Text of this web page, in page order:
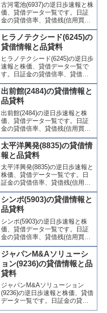
古河電池(6937)の逆日歩速報と株
価、貸借データ一覧です。日証
金の貸借倍率、貸借残(信用買
残、信用売残)、品貸料(逆日
歩)、東証の週末残高、規制(注意
喚起・申込停止)など、空売り関
連情報を集計し、図解でわかり
やすくまとめて掲載していま
す。
ヒラノテクシード(6245)の
貸借情報と品貸料
ヒラノテクシード(6245)の逆日歩
速報と株価、貸借データ一覧で
す。日証金の貸借倍率、貸借残
(信用買残、信用売残)、品貸料
(逆日歩)、東証の週末残高、規制
(注意喚起・申込停止)など、空売
り関連情報を集計し、図解でわ
かりやすくまとめて掲載してい
ます。
出前館(2484)の貸借情報と
品貸料
出前館(2484)の逆日歩速報と株
価、貸借データ一覧です。日証
金の貸借倍率、貸借残(信用買
残、信用売残)、品貸料(逆日
歩)、東証の週末残高、規制(注意
喚起・申込停止)など、空売り関
連情報を集計し、図解でわかり
やすくまとめて掲載していま
す。
太平洋興発(8835)の貸借情
報と品貸料
太平洋興発(8835)の逆日歩速報と
株価、貸借データ一覧です。日
証金の貸借倍率、貸借残(信用買
残、信用売残)、品貸料(逆日
歩)、東証の週末残高、規制(注意
喚起・申込停止)など、空売り関
連情報を集計し、図解でわかり
やすくまとめて掲載していま
す。
シンポ(5903)の貸借情報と
品貸料
シンポ(5903)の逆日歩速報と株
価、貸借データ一覧です。日証
金の貸借倍率、貸借残(信用買
残、信用売残)、品貸料(逆日
歩)、東証の週末残高、規制(注意
喚起・申込停止)など、空売り関
連情報を集計し、図解でわかり
やすくまとめて掲載していま
す。
ジャパンM&Aソリューシ
ョン(9236)の貸借情報と品
貸料
ジャパンM&Aソリューション
(9236)の逆日歩速報と株価、貸借
データ一覧です。日証金の貸借
倍率、貸借残(信用買残、信用売